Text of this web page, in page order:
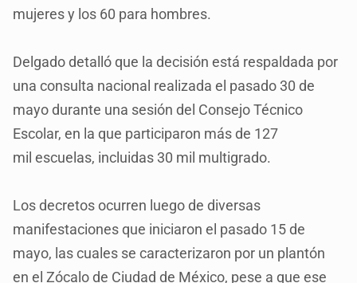
mujeres y los 60 para hombres.
Delgado detalló que la decisión está respaldada por
una consulta nacional realizada el pasado 30 de
mayo durante una sesión del Consejo Técnico
Escolar, en la que participaron más de 127
mil escuelas, incluidas 30 mil multigrado.
Los decretos ocurren luego de diversas
manifestaciones que iniciaron el pasado 15 de
mayo, las cuales se caracterizaron por un plantón
en el Zócalo de Ciudad de México, pese a que ese